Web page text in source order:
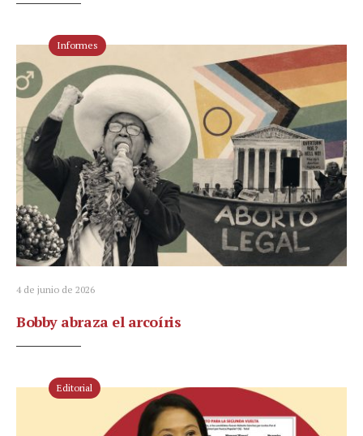
Informes
4 de junio de 2026
Bobby abraza el arcoíris
Editorial